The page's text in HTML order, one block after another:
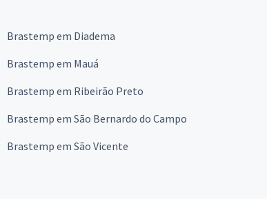
Brastemp em Diadema
Brastemp em Mauá
Brastemp em Ribeirão Preto
Brastemp em São Bernardo do Campo
Brastemp em São Vicente